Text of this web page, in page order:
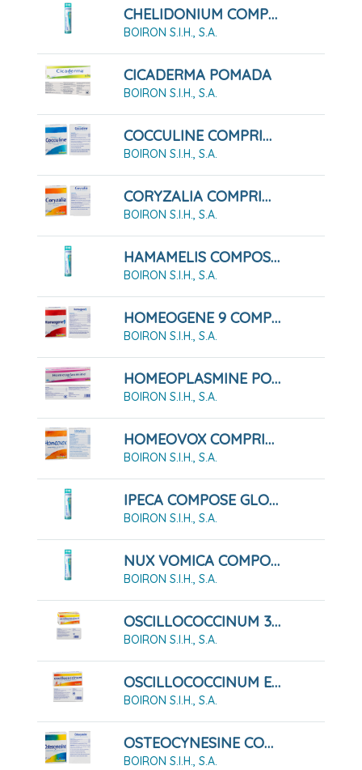
CHELIDONIUM COMPOSE GLOBULOS BOIRON
BOIRON S.I.H., S.A.
CICADERMA POMADA
BOIRON S.I.H., S.A.
COCCULINE COMPRIMIDOS SUBLINGUALES, 40 COMPRIMIDOS
BOIRON S.I.H., S.A.
CORYZALIA COMPRIMIDOS SUBLINGUALES, 40 COMPRIMIDOS
BOIRON S.I.H., S.A.
HAMAMELIS COMPOSE GLOBULOS BOIRON
BOIRON S.I.H., S.A.
HOMEOGENE 9 COMPRIMIDOS
BOIRON S.I.H., S.A.
HOMEOPLASMINE POMADA
BOIRON S.I.H., S.A.
HOMEOVOX COMPRIMIDOS RECUBIERTOS
BOIRON S.I.H., S.A.
IPECA COMPOSE GLOBULOS BOIRON
BOIRON S.I.H., S.A.
NUX VOMICA COMPOSE GLOBULOS BOIRON
BOIRON S.I.H., S.A.
OSCILLOCOCCINUM 30 ENVASES UNIDOSIS PARA GLÓBULOS
BOIRON S.I.H., S.A.
OSCILLOCOCCINUM ENVASE UNIDOSIS PARA GLÓBULOS, 6 UNIDOSIS
BOIRON S.I.H., S.A.
OSTEOCYNESINE COMPRIMIDOS BUCODISPERSABLES, 60 COMPRIMIDOS
BOIRON S.I.H., S.A.